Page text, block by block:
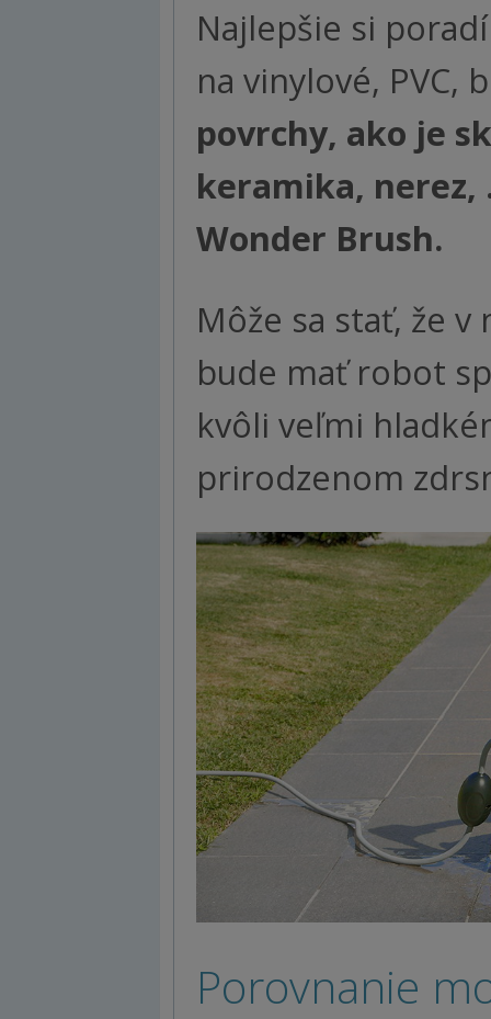
Najlepšie si
na vinylové,
povrchy, ako je
keramika, nerez,
Wonder Brush.
Môže sa stať, že
bude mať robot
kvôli veľmi
prirodzenom
Porovnanie